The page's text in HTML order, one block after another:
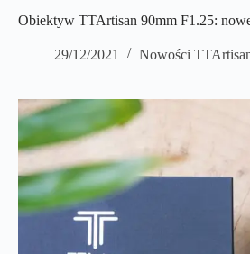
Obiektyw TTArtisan 90mm F1.25:
29/12/2021 Nowości